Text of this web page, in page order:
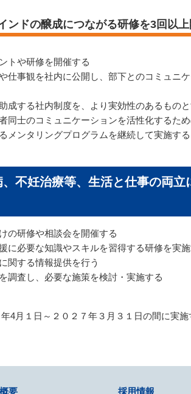
ンドの醸成につながる研修を3回以
トや研修を開催する
仕事観を社内に公開し、部下とのコミュ
成する社内制度を、より実効性のあるもの
同士のコミュニケーションを活性化するた
メンタリングプログラムを継続して実施す
不妊治療等、生活と仕事の両
の研修や相談会を開催する
に必要な知識やスキルを習得する研修を実
関する情報提供を行う
調査し、必要な施策を検討・実施する
4月１日～２０２７年３月３１日の間に実施
要 採用情報